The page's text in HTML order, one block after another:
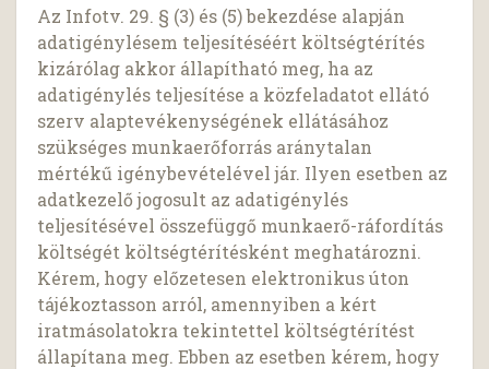
Az Infotv. 29. § (3) és (5) bekezdése alapján
adatigénylésem teljesítéséért költségtérítés
kizárólag akkor állapítható meg, ha az
adatigénylés teljesítése a közfeladatot ellátó
szerv alaptevékenységének ellátásához
szükséges munkaerőforrás aránytalan
mértékű igénybevételével jár. Ilyen esetben az
adatkezelő jogosult az adatigénylés
teljesítésével összefüggő munkaerő-ráfordítás
költségét költségtérítésként meghatározni.
Kérem, hogy előzetesen elektronikus úton
tájékoztasson arról, amennyiben a kért
iratmásolatokra tekintettel költségtérítést
állapítana meg. Ebben az esetben kérem, hogy